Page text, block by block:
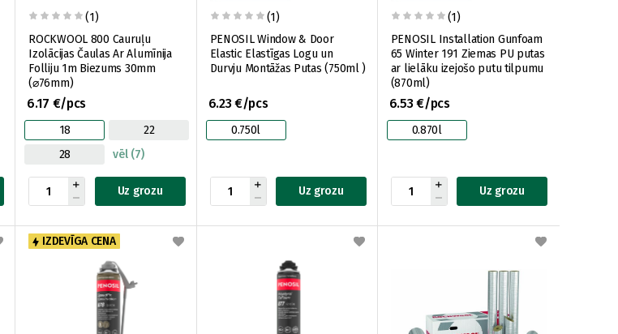
(1)
ROCKWOOL 800 Cauruļu
Izolācijas Čaulas Ar Alumīnija
Folliju 1m Biezums 30mm
(⌀76mm)
6.17 €/pcs
18
22
28
vēl (7)
Uz grozu
(1)
PENOSIL Window & Door
Elastic Elastīgas Logu un
Durvju Montāžas Putas (750ml )
6.23 €/pcs
0.750l
Uz grozu
(1)
PENOSIL Installation Gunfoam
65 Winter 191 Ziemas PU putas
ar lielāku izejošo putu tilpumu
(870ml)
6.53 €/pcs
0.870l
Uz grozu
IZDEVĪGA CENA